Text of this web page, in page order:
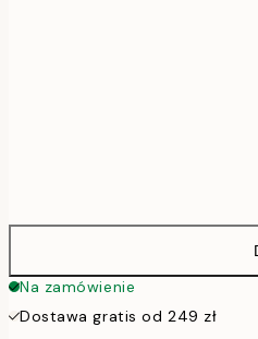
Na zamówienie
Dostawa gratis od 249 zł